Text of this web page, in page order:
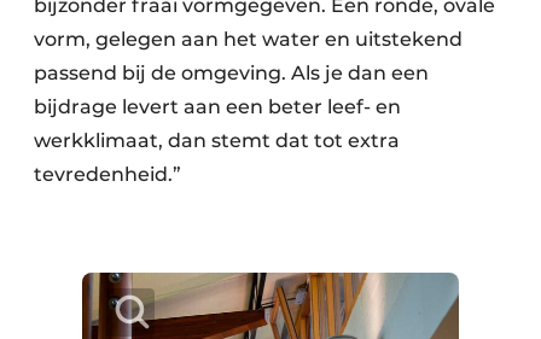
bijzonder fraai vormgegeven. Een ronde, ovale
vorm, gelegen aan het water en uitstekend
passend bij de omgeving. Als je dan een
bijdrage levert aan een beter leef- en
werkklimaat, dan stemt dat tot extra
tevredenheid.”